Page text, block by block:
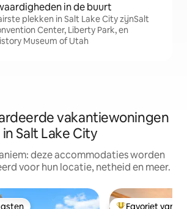
in de buurt
plekken in Salt Lake City zijnSalt
Center, Liberty Park, en
Museum of Utah
vakantiewoningen
in Salt Lake City
deze accommodaties worden
voor hun locatie, netheid en meer.
Favoriet van